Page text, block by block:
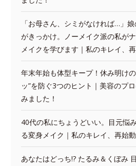
「お母さん、シミがなければ…」
がきっかけ。ノーメイク派の私が
メイクを学びます｜私のキレイ、
年末年始も体型キープ！休み明け
ッ”を防ぐ3つのヒント｜美容のプ
みました！
40代の私にちょうどいい。目元悩
る変身メイク｜私のキレイ、再始
あなたはどっち!? たるみ＆くぼみ